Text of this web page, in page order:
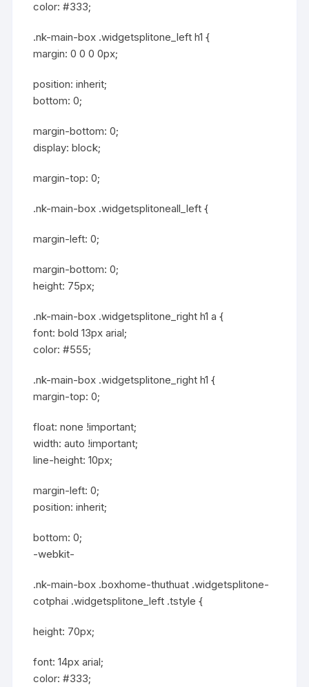
color: #333;
.nk-main-box .widgetsplitone_left h1 {
margin: 0 0 0 0px;
position: inherit;
bottom: 0;
margin-bottom: 0;
display: block;
margin-top: 0;
.nk-main-box .widgetsplitoneall_left {
margin-left: 0;
margin-bottom: 0;
height: 75px;
.nk-main-box .widgetsplitone_right h1 a {
font: bold 13px arial;
color: #555;
.nk-main-box .widgetsplitone_right h1 {
margin-top: 0;
float: none !important;
width: auto !important;
line-height: 10px;
margin-left: 0;
position: inherit;
bottom: 0;
-webkit-
.nk-main-box .boxhome-thuthuat .widgetsplitone-
cotphai .widgetsplitone_left .tstyle {
height: 70px;
font: 14px arial;
color: #333;